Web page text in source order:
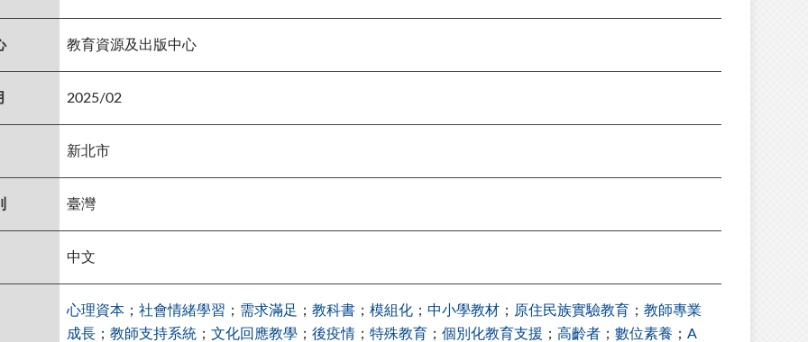
教育資源及出版中心
2025/02
新北市
臺灣
中文
心理資本 ； 社會情緒學習 ； 需求滿足 ； 教科書 ； 模組化 ； 中小學教材 ； 原住民族實驗教育 ； 教師專業
成長 ； 教師支持系統 ； 文化回應教學 ； 後疫情 ； 特殊教育 ； 個別化教育支援 ； 高齡者 ； 數位素養 ； A